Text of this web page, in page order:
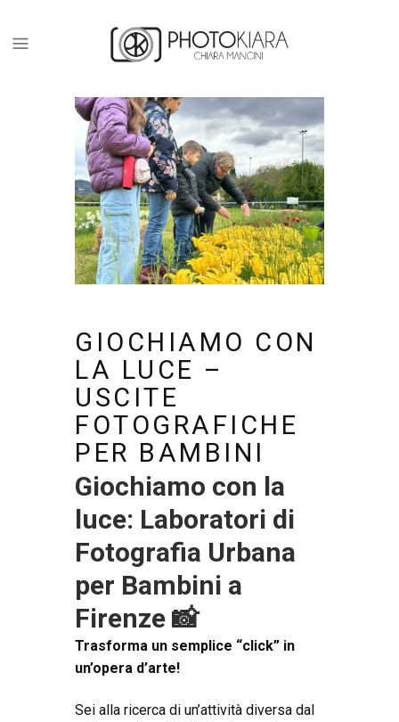
GIOCHIAMO CON
LA LUCE –
USCITE
FOTOGRAFICHE
PER BAMBINI
Giochiamo con la
luce: Laboratori di
Fotografia Urbana
per Bambini a
Firenze 📸
Trasforma un semplice “click” in
un’opera d’arte!
Sei alla ricerca di un’attività diversa dal